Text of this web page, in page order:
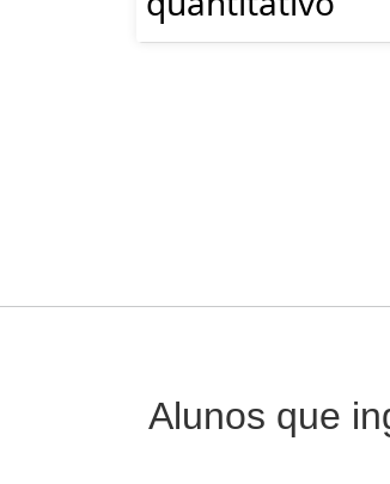
Alunos que